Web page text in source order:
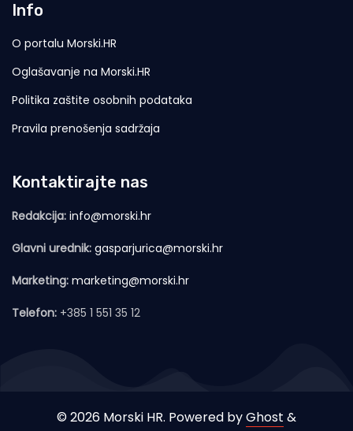
Info
O portalu Morski.HR
Oglašavanje na Morski.HR
Politika zaštite osobnih podataka
Pravila prenošenja sadržaja
Kontaktirajte nas
Redakcija: info@morski.hr
Glavni urednik: gasparjurica@morski.hr
Marketing: marketing@morski.hr
Telefon: +385 1 551 35 12
© 2026 Morski HR. Powered byGhost &